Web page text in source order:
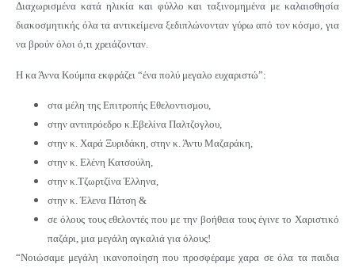
Διαχωρισμένα κατά ηλικία και φύλλο και ταξινομημένα με καλαισθησία
διακοσμητικής όλα τα αντικείμενα ξεδιπλώνονταν γύρω από τον κόσμο, για
να βρούν όλοι ό,τι χρειάζονταν.
Η κα Άννα Κούμπα εκφράζει “ένα πολύ μεγαλο ευχαριστώ”:
στα μέλη της Επιτροπής Εθελοντισμου,
στην αντιπρόεδρο κ.Εβελίνα Παλτζογλου,
στην κ. Χαρά Ξυριδάκη, στην κ. Άντυ Μαζαράκη,
στην κ. Ελένη Κατσούλη,
στην κ.Τζωρτζίνα Έλληνα,
στην κ. Έλενα Πάτση &
σε όλους τους εθελοντές που με την βοήθεια τους έγινε το Χαριστικό
παζάρι, μια μεγάλη αγκαλιά για όλους!
“Νοιώσαμε μεγάλη ικανοποίηση που προσφέραμε χαρα σε όλα τα παιδια